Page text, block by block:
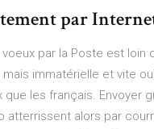
par
par la Poste est
immatérielle et vite
les français. Envoyer
atterrissent alors par